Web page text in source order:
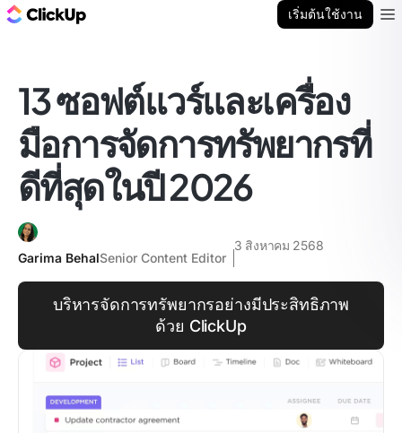
เริ่มต้นใช้งาน
13 ซอฟต์แวร์และเครื่อง
มือการจัดการทรัพยากรที่
ดีที่สุดในปี 2026
Garima BehalSenior Content Editor
3 สิงหาคม 2568
บริหารจัดการทรัพยากรอย่างมีประสิทธิภาพ
ด้วย ClickUp